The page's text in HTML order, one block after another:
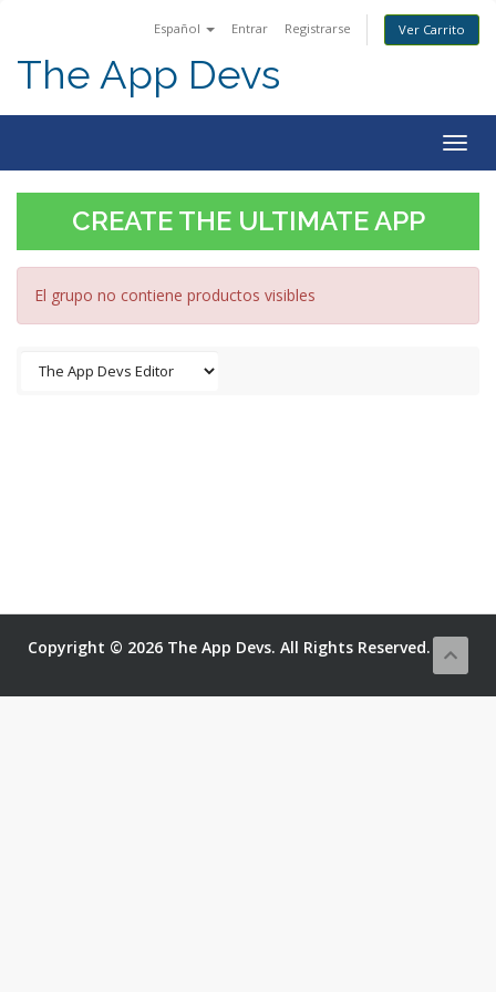
Español Entrar Registrarse Ver Carrito
The App Devs
CREATE THE ULTIMATE APP
El grupo no contiene productos visibles
Copyright © 2026 The App Devs. All Rights Reserved.